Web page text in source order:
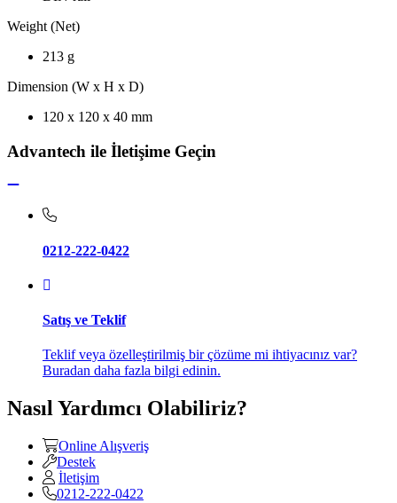
Weight (Net)
213 g
Dimension (W x H x D)
120 x 120 x 40 mm
Advantech ile İletişime Geçin
0212-222-0422
Satış ve Teklif
Teklif veya özelleştirilmiş bir çözüme mi ihtiyacınız var?
Buradan daha fazla bilgi edinin.
Nasıl Yardımcı Olabiliriz?
Online Alışveriş
Destek
İletişim
0212-222-0422